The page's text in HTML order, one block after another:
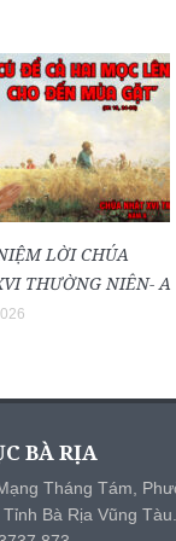
LỜI CHÚA
THƯỜNG NIÊN- A
BÀ RỊA
Tháng Tám,
Bà Rịa Vũng Tàu.